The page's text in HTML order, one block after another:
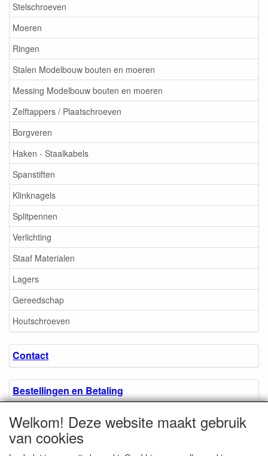
Stelschroeven
Moeren
Ringen
Stalen Modelbouw bouten en moeren
Messing Modelbouw bouten en moeren
Zelftappers / Plaatschroeven
Borgveren
Haken - Staalkabels
Spanstiften
Klinknagels
Splitpennen
Verlichting
Staaf Materialen
Lagers
Gereedschap
Houtschroeven
Contact
Bestellingen en Betaling
Algemene voorwaarden
Welkom! Deze website maakt gebruik
van cookies